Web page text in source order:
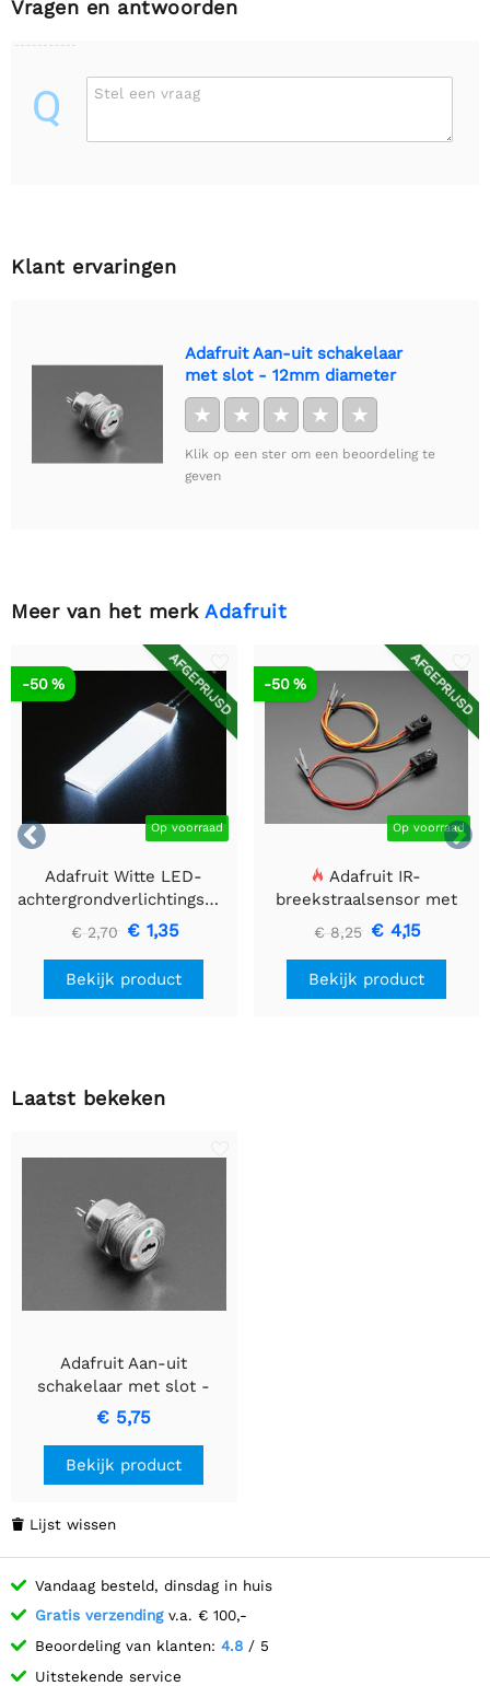
Vragen en antwoorden
Q Stel een vraag
Klant ervaringen
Adafruit Aan-uit schakelaar
met slot - 12mm diameter
★ ★ ★ ★ ★
Klik op een ster om een beoordeling te
geven
Meer van het merk Adafruit


AFGEPRIJSD
Op voorraad
-50 %
Adafruit Witte LED-
achtergrondverlichtingsmodule
- Klein 12 mm x 40 mm
€ 2,70 € 1,35
Bekijk product
AFGEPRIJSD
Op voorraad
-50 %
Adafruit IR-
breekstraalsensor met
premium draadheader
header einden - 5 mm
LED's
€ 8,25 € 4,15
Bekijk product
Laatst bekeken
Adafruit Aan-uit
schakelaar met slot -
12mm diameter
€ 5,75
Bekijk product
 Lijst wissen
Vandaag besteld, dinsdag in huis
Gratis verzendingv.a. € 100,-
Beoordeling van klanten: 4.8 / 5
Uitstekende service